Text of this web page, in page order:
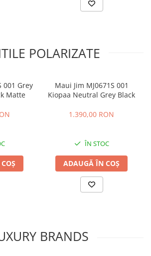
POLARIZATE
001 Grey
Matte
Maui Jim MJ0671S 001
Kiopaa Neutral Grey Black
1.390,00 RON
ÎN STOC
ADAUGĂ ÎN COȘ
BRANDS